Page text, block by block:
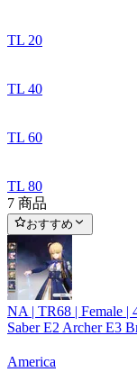
TL 20
TL 40
TL 60
TL 80
7 商品
おすすめ
NA | TR68 | Female |
Saber E2 Archer E3
America